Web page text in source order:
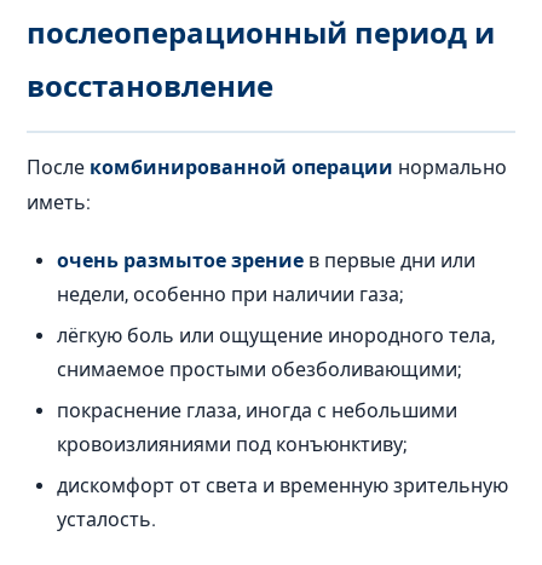
послеоперационный период и
восстановление
После комбинированной операции нормально
иметь:
очень размытое зрение в первые дни или
недели, особенно при наличии газа;
лёгкую боль или ощущение инородного тела,
снимаемое простыми обезболивающими;
покраснение глаза, иногда с небольшими
кровоизлияниями под конъюнктиву;
дискомфорт от света и временную зрительную
усталость.